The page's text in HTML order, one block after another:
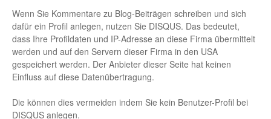
Wenn Sie Kommentare zu Blog-Beiträgen schreiben und sich
dafür ein Profil anlegen, nutzen Sie DISQUS. Das bedeutet,
dass Ihre Profildaten und IP-Adresse an diese Firma übermittelt
werden und auf den Servern dieser Firma in den USA
gespeichert werden. Der Anbieter dieser Seite hat keinen
Einfluss auf diese Datenübertragung.
Die können dies vermeiden indem Sie kein Benutzer-Profil bei
DISQUS anlegen.